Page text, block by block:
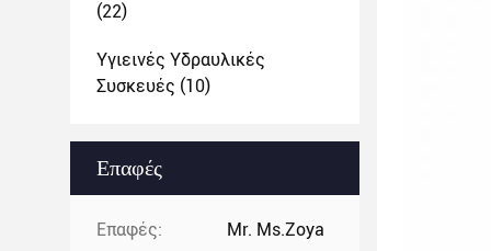
(22)
Υγιεινές Υδραυλικές
Συσκευές (10)
Επαφές
Επαφές: Mr. Ms.Zoya